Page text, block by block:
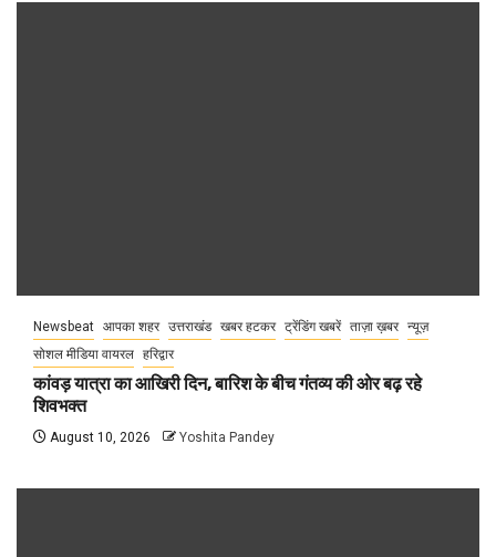
Newsbeat आपका शहर उत्तराखंड खबर हटकर ट्रेंडिंग खबरें ताज़ा ख़बर न्यूज़
सोशल मीडिया वायरल हरिद्वार
कांवड़ यात्रा का आखिरी दिन, बारिश के बीच गंतव्य की ओर बढ़ रहे
शिवभक्त
August 10, 2026 Yoshita Pandey